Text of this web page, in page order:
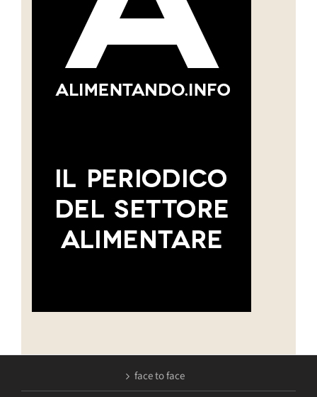
face to face